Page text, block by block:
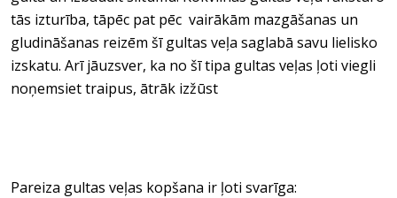
tās izturība, tāpēc pat pēc vairākām mazgāšanas un
gludināšanas reizēm šī gultas veļa saglabā savu lielisko
izskatu. Arī jāuzsver, ka no šī tipa gultas veļas ļoti viegli
noņemsiet traipus, ātrāk izžūst
Pareiza gultas veļas kopšana ir ļoti svarīga: